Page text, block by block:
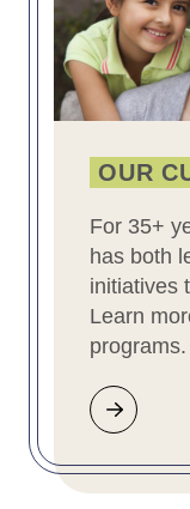
OUR
For 35+
has both
initiatives
Learn
programs.